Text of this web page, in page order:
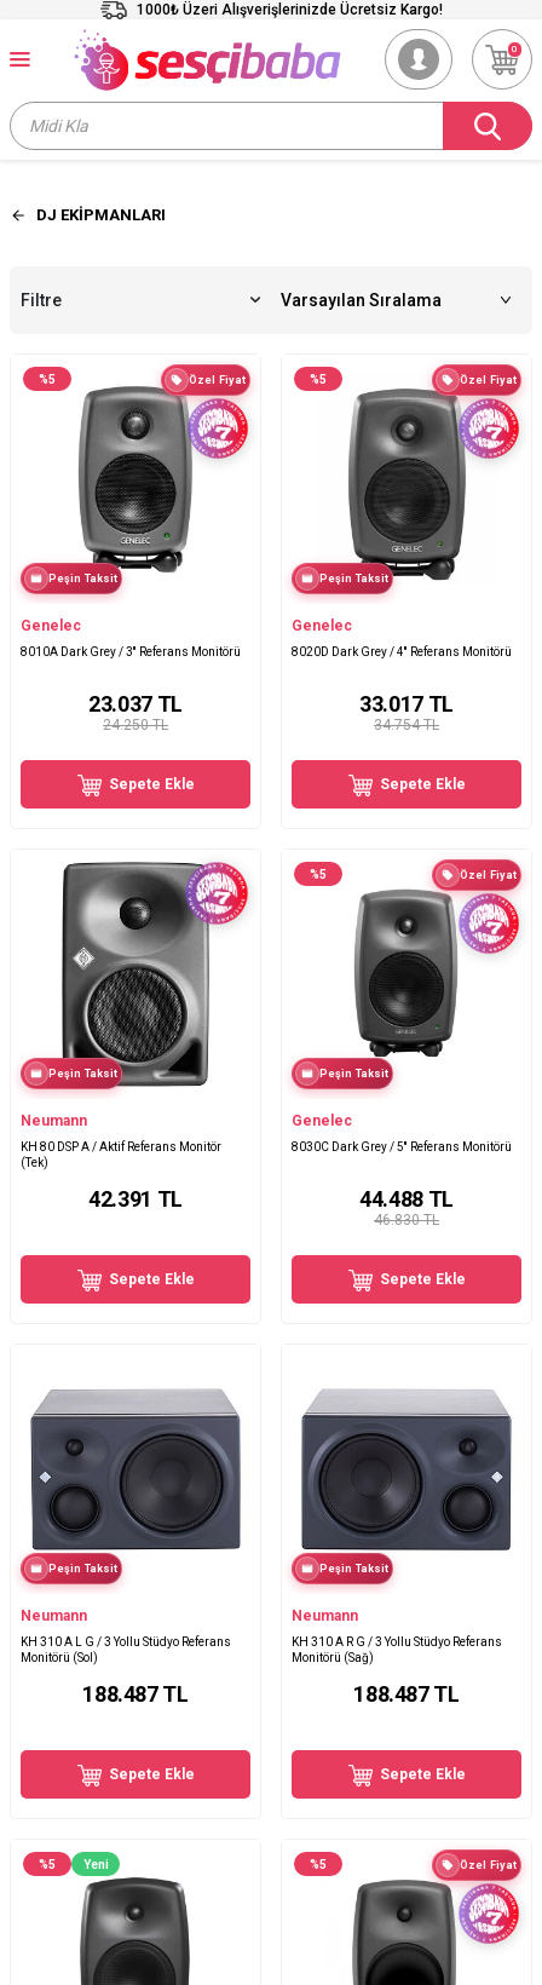
1000₺ Üzeri Alışverişlerinizde Ücretsiz Kargo!
0
DJ EKİPMANLARI
Filtre
%5 Özel Fiyat
Peşin Taksit
Genelec
8010A Dark Grey / 3'' Referans Monitörü
24.250 TL
23.037TL
Sepete Ekle
%5 Özel Fiyat
Peşin Taksit
Genelec
8020D Dark Grey / 4'' Referans Monitörü
34.754 TL
33.017TL
Sepete Ekle
Peşin Taksit
Neumann
KH 80 DSP A / Aktif Referans Monitör
(Tek)
42.391 TL
Sepete Ekle
%5 Özel Fiyat
Peşin Taksit
Genelec
8030C Dark Grey / 5'' Referans Monitörü
46.830 TL
44.488TL
Sepete Ekle
Peşin Taksit
Neumann
KH 310 A L G / 3 Yollu Stüdyo Referans
Monitörü (Sol)
188.487TL
Sepete Ekle
Peşin Taksit
Neumann
KH 310 A R G / 3 Yollu Stüdyo Referans
Monitörü (Sağ)
188.487TL
Sepete Ekle
%5 Yeni %5 Özel Fiyat